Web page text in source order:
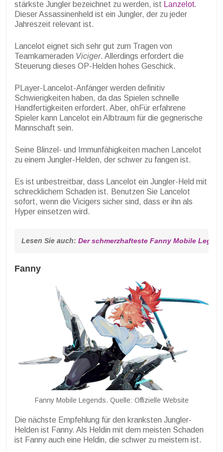
stärkste Jungler bezeichnet zu werden, ist Lanzelot.
Dieser Assassinenheld ist ein Jungler, der zu jeder
Jahreszeit relevant ist.
Lancelot eignet sich sehr gut zum Tragen von
Teamkameraden Viciger. Allerdings erfordert die
Steuerung dieses OP-Helden hohes Geschick.
P Layer-Lancelot-Anfänger werden definitiv
Schwierigkeiten haben, da das Spielen schnelle
Handfertigkeiten erfordert. Aber, oh Für erfahrene
Spieler kann Lancelot ein Albtraum für die gegnerische
Mannschaft sein.
Seine Blinzel- und Immunfähigkeiten machen Lancelot
zu einem Jungler-Helden, der schwer zu fangen ist.
Es ist unbestreitbar, dass Lancelot ein Jungler-Held mit
schrecklichem Schaden ist. Benutzen Sie Lancelot
sofort, wenn die Vicigers sicher sind, dass er ihn als
Hyper einsetzen wird.
Lesen Sie auch: Der schmerzhafteste Fanny Mobile
Fanny
Fanny Mobile Legends. Quelle: Offizielle Website
Die nächste Empfehlung für den kranksten Jungler-
Helden ist Fanny. Als Heldin mit dem meisten Schaden
ist Fanny auch eine Heldin, die schwer zu meistern ist.